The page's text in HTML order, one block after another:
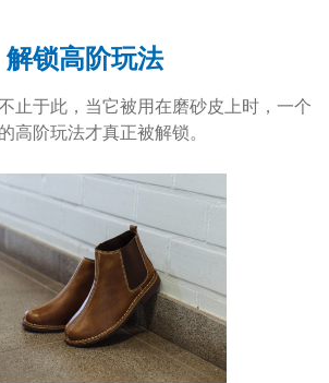
解锁高阶玩法
止于此，当它被用在磨砂皮上时，一个
高阶玩法才真正被解锁。